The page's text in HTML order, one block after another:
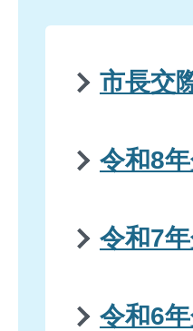
市長交
令和8
令和7
令和6